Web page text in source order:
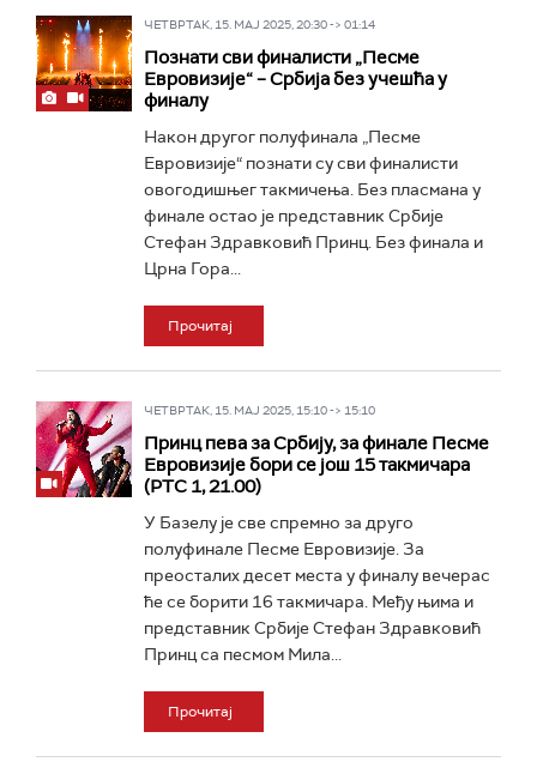
ЧЕТВРТАК, 15. МАЈ 2025, 20:30 -> 01:14
Познати сви финалисти „Песме
Евровизије“ – Србија без учешћа у
финалу
Након другог полуфинала „Песме
Евровизије“ познати су сви финалисти
овогодишњег такмичења. Без пласмана у
финале остао је представник Србије
Стефан Здравковић Принц. Без финала и
Црна Гора...
Прочитај
ЧЕТВРТАК, 15. МАЈ 2025, 15:10 -> 15:10
Принц пева за Србију, за финале Песме
Евровизије бори се још 15 такмичара
(РТС 1, 21.00)
У Базелу је све спремно за друго
полуфинале Песме Евровизије. За
преосталих десет места у финалу вечерас
ће се борити 16 такмичара. Међу њима и
представник Србије Стефан Здравковић
Принц са песмом Мила...
Прочитај